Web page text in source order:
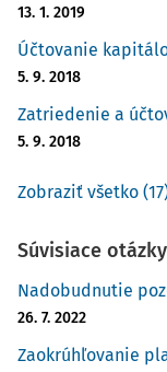
13. 1. 2019
Účtovanie
5. 9. 2018
Zatriedenie a
5. 9. 2018
Zobraziť všetko
Súvisiace
Nadobudnutie
26. 7. 2022
Zaokrúhľovanie